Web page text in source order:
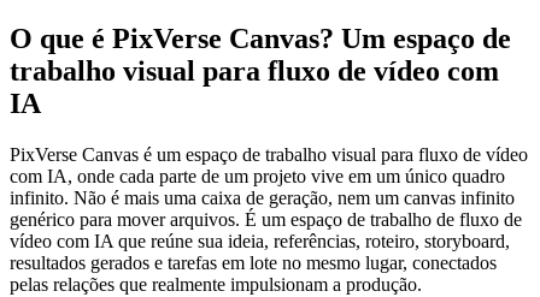
O que é PixVerse Canvas? Um espaço de
trabalho visual para fluxo de vídeo com
IA
PixVerse Canvas é um espaço de trabalho visual para fluxo de vídeo
com IA, onde cada parte de um projeto vive em um único quadro
infinito. Não é mais uma caixa de geração, nem um canvas infinito
genérico para mover arquivos. É um espaço de trabalho de fluxo de
vídeo com IA que reúne sua ideia, referências, roteiro, storyboard,
resultados gerados e tarefas em lote no mesmo lugar, conectados
pelas relações que realmente impulsionam a produção.